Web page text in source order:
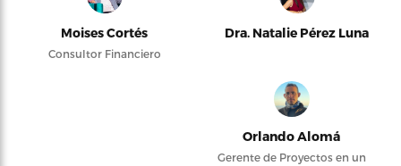
Moises Cortés
Consultor Financiero
Dra. Natalie Pérez Luna
Orlando Alomá
Gerente de Proyectos en un